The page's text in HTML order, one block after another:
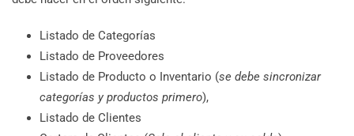
Listado de Categorías
Listado de Proveedores
Listado de Producto o Inventario (se debe sincronizar
categorías y productos primero),
Listado de Clientes